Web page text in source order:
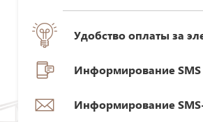
Удобство оплаты за
Информирование
Информирование